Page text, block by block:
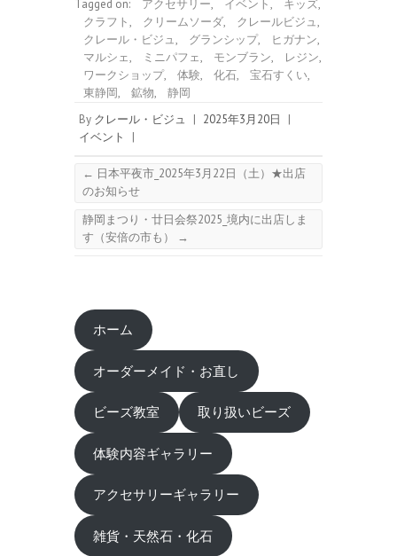
Tagged on: アクセサリー, イベント, キッズ,
クラフト, クリームソーダ, クレールビジュ,
クレール・ビジュ, グランシップ, ヒガナン,
マルシェ, ミニパフェ, モンブラン, レジン,
ワークショップ, 体験, 化石, 宝石すくい,
東静岡, 鉱物,
静岡
By クレール・ビジュ | 2025年3月20日
|
イベント
|
← 日本平夜市_2025年3月22日（土）★出店
のお知らせ
静岡まつり・廿日会祭2025_境内に出店しま
す（安倍の市も）
→
ホーム
オーダーメイド・お直し
ビーズ教室 取り扱いビーズ
体験内容ギャラリー
アクセサリーギャラリー
雑貨・天然石・化石